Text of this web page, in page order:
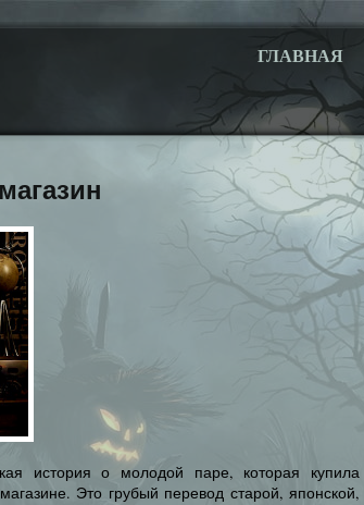
ГЛАВНАЯ
история о молодой паре, которая купила
Это грубый перевод старой, японской,